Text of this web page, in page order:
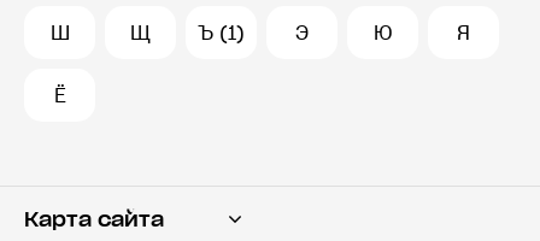
Ш Щ Ъ (1) Э Ю Я
Ё
Карта сайта